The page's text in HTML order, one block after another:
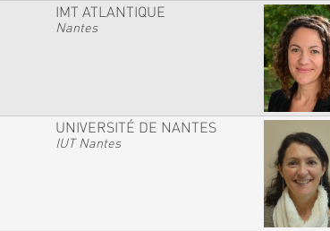
IMT ATLANTIQUE
Nantes
UNIVERSITÉ DE NANTES
IUT Nantes